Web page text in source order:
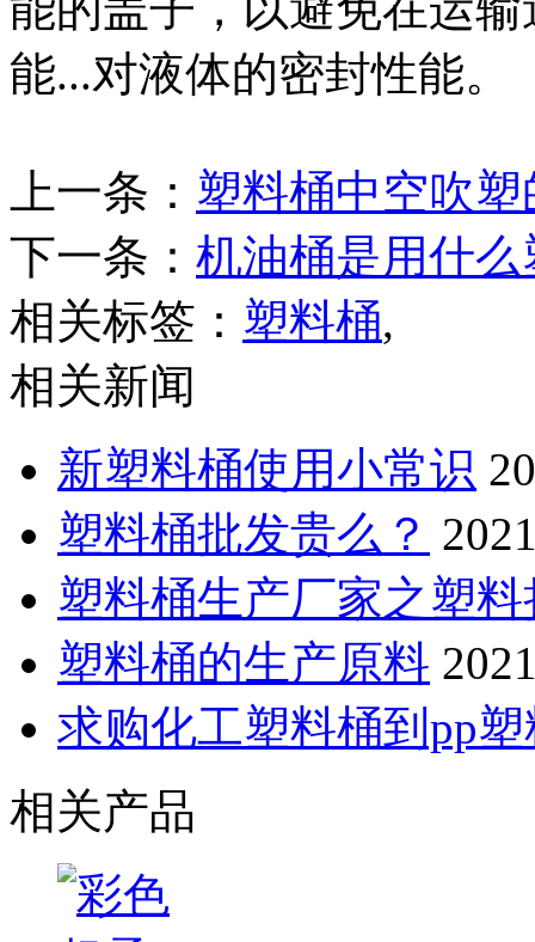
能...对液体的密封性能。
上一条： 塑料桶中空吹
下一条： 机油桶是用什
相关标签： 塑料桶,
相关新闻
新塑料桶使用小常识
塑料桶批发贵么？
塑料桶生产厂家之塑
塑料桶的生产原料
求购化工塑料桶到pp
相关产品